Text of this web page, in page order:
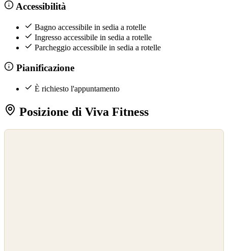
Accessibilità
Bagno accessibile in sedia a rotelle
Ingresso accessibile in sedia a rotelle
Parcheggio accessibile in sedia a rotelle
Pianificazione
È richiesto l'appuntamento
Posizione di Viva Fitness